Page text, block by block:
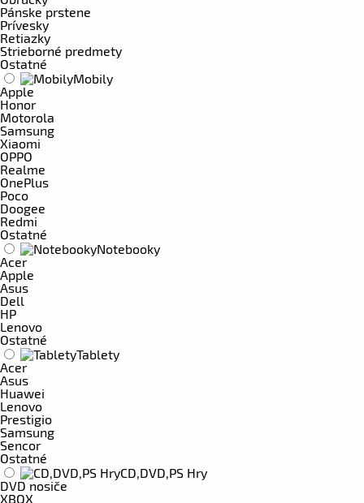
Pánske prstene
Prívesky
Retiazky
Strieborné predmety
Ostatné
Mobily
Apple
Honor
Motorola
Samsung
Xiaomi
OPPO
Realme
OnePlus
Poco
Doogee
Redmi
Ostatné
Notebooky
Acer
Apple
Asus
Dell
HP
Lenovo
Ostatné
Tablety
Acer
Asus
Huawei
Lenovo
Prestigio
Samsung
Sencor
Ostatné
CD,DVD,PS Hry
DVD nosiče
XBOX